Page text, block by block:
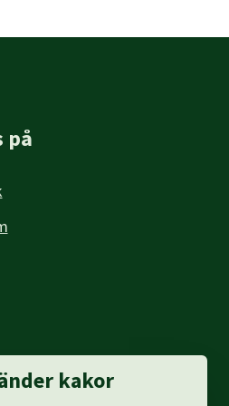
på
kakor